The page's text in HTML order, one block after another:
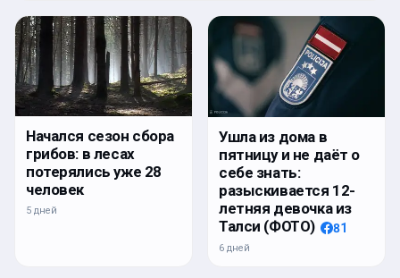
Начался сезон сбора
грибов: в лесах
потерялись уже 28
человек
5 дней
Ушла из дома в
пятницу и не даёт о
себе знать:
разыскивается 12-
летняя девочка из
Талси (ФОТО)
81
6 дней